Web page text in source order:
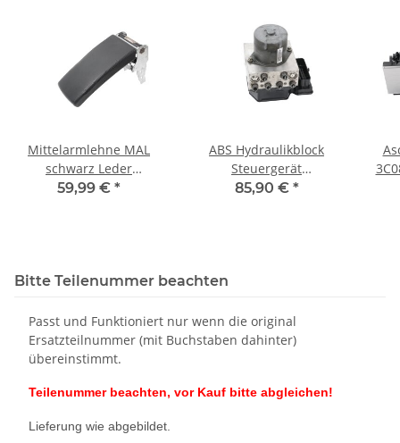
Mittelarmlehne MAL
schwarz Leder
3C0864161A VW Passat
59,99 € *
ABS Hydraulikblock
Steuergerät
3AA614109N VW Passat
85,90 € *
Bitte Teilenummer beachten
Passt und Funktioniert nur wenn die original
Ersatzteilnummer (mit Buchstaben dahinter)
übereinstimmt.
Teilenummer beachten, vor Kauf bitte abgleichen!
Lieferung wie abgebildet.